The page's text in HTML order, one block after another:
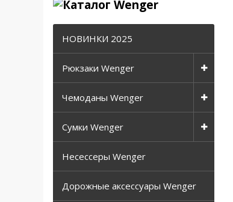
НОВИНКИ 2025
Рюкзаки Wenger
Чемоданы Wenger
Сумки Wenger
Несессеры Wenger
Дорожные аксессуары Wenger